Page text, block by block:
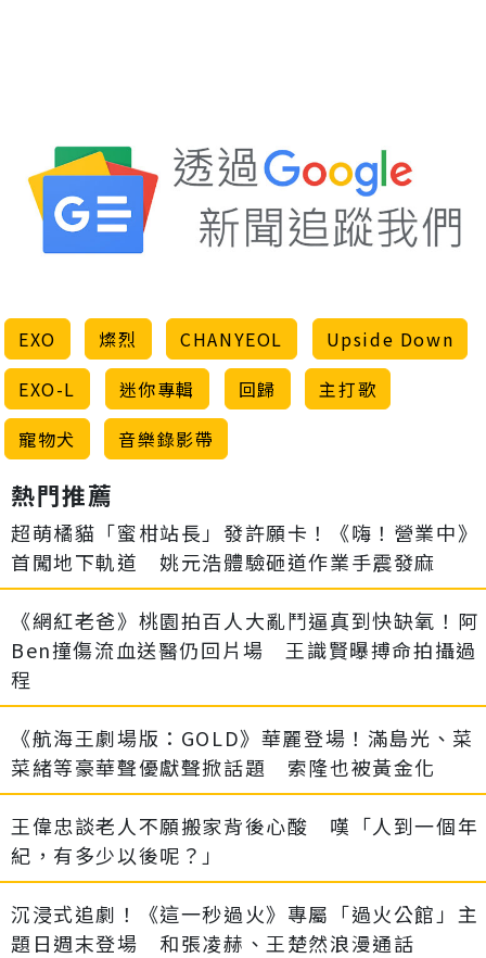
EXO 燦烈 CHANYEOL
Upside Down
EXO-L
迷你專輯 回歸
主打歌
寵物犬
音樂錄影帶
熱門推薦
超萌橘貓「蜜柑站長」發許願卡！《嗨！營業中》
首闖地下軌道 姚元浩體驗砸道作業手震發麻
《網紅老爸》桃園拍百人大亂鬥逼真到快缺氧！阿
Ben撞傷流血送醫仍回片場 王識賢曝搏命拍攝過
程
《航海王劇場版：GOLD》華麗登場！滿島光、菜
菜緒等豪華聲優獻聲掀話題 索隆也被黃金化
王偉忠談老人不願搬家背後心酸 嘆「人到一個年
紀，有多少以後呢？」
沉浸式追劇！《這一秒過火》專屬「過火公館」主
題日週末登場 和張凌赫、王楚然浪漫通話